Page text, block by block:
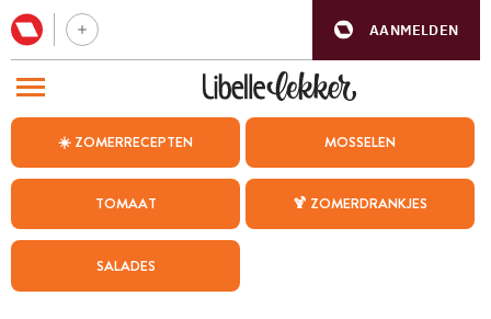
AANMELDEN
☀️ ZOMERRECEPTEN MOSSELEN
TOMAAT 🍹 ZOMERDRANKJES
SALADES
BEZOEK ONZE ANDERE WEBSITES
WEEKMENU
CHAT MET MAIA